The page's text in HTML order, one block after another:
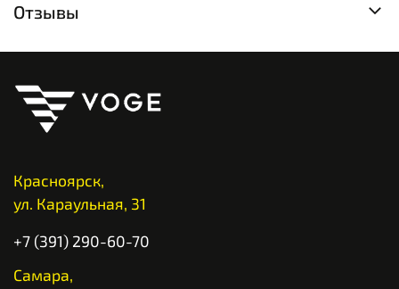
Отзывы
Красноярск,
ул. Караульная, 31
+7 (391) 290-60-70
Самара,